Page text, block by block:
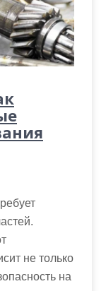
не только
на